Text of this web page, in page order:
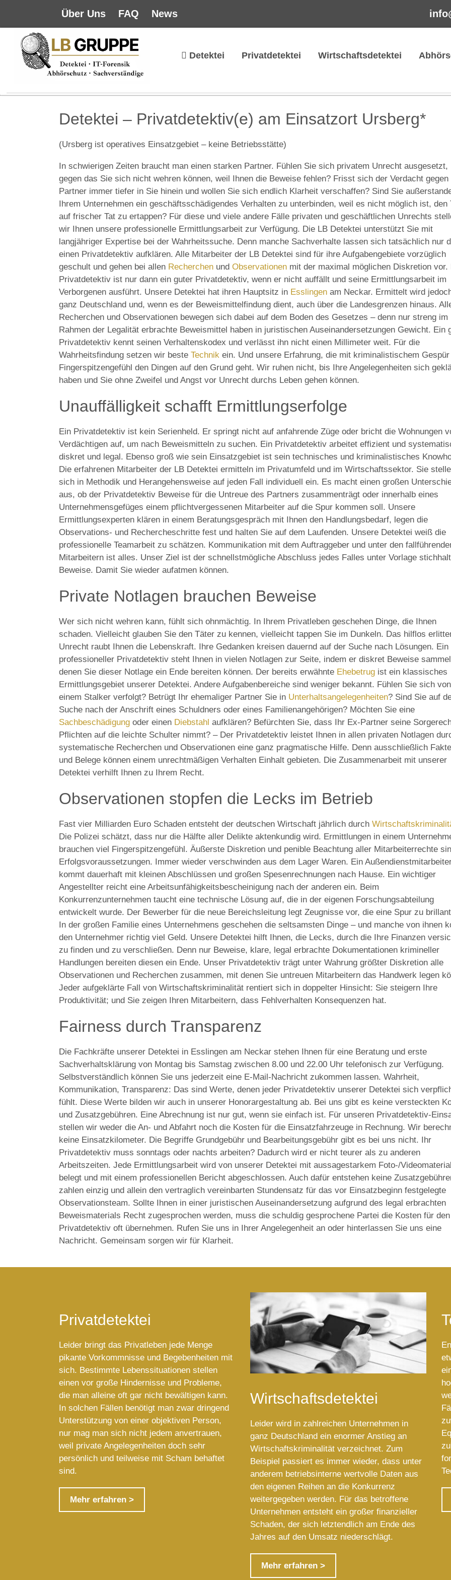
Über Uns FAQ News
Detektei Privatdetektei Wirtschaftsdetektei
Detektei – Privatdetektiv(e) am Einsatzort Ursberg*
(Ursberg ist operatives Einsatzgebiet – keine Betriebsstätte)
In schwierigen Zeiten braucht man einen starken Partner. Fühlen Sie sich privatem Unrecht ausgesetzt,
gegen das Sie sich nicht wehren können, weil Ihnen die Beweise fehlen? Frisst sich der Verdacht gegen
Partner immer tiefer in Sie hinein und wollen Sie sich endlich Klarheit verschaffen? Sind Sie
Ihrem Unternehmen ein geschäftsschädigendes Verhalten zu unterbinden, weil es nicht möglich ist, den
auf frischer Tat zu ertappen? Für diese und viele andere Fälle privaten und geschäftlichen Unrechts
wir Ihnen unsere professionelle Ermittlungsarbeit zur Verfügung. Die LB Detektei unterstützt Sie mit
langjähriger Expertise bei der Wahrheitssuche. Denn manche Sachverhalte lassen sich tatsächlich nur
einen Privatdetektiv aufklären. Alle Mitarbeiter der LB Detektei sind für ihre Aufgabengebiete vorzüglich
geschult und gehen bei allen Recherchen und Observationen mit der maximal möglichen Diskretion vor.
Privatdetektiv ist nur dann ein guter Privatdetektiv, wenn er nicht auffällt und seine Ermittlungsarbeit im
Verborgenen ausführt. Unsere Detektei hat ihren Hauptsitz in Esslingen am Neckar. Ermittelt wird
ganz Deutschland und, wenn es der Beweismittelfindung dient, auch über die Landesgrenzen hinaus.
Recherchen und Observationen bewegen sich dabei auf dem Boden des Gesetzes – denn nur streng im
Rahmen der Legalität erbrachte Beweismittel haben in juristischen Auseinandersetzungen Gewicht. Ein
Privatdetektiv kennt seinen Verhaltenskodex und verlässt ihn nicht einen Millimeter weit. Für die
Wahrheitsfindung setzen wir beste Technik ein. Und unsere Erfahrung, die mit kriminalistischem Gespür
Fingerspitzengefühl den Dingen auf den Grund geht. Wir ruhen nicht, bis Ihre Angelegenheiten sich
haben und Sie ohne Zweifel und Angst vor Unrecht durchs Leben gehen können.
Unauffälligkeit schafft Ermittlungserfolge
Ein Privatdetektiv ist kein Serienheld. Er springt nicht auf anfahrende Züge oder bricht die Wohnungen
Verdächtigen auf, um nach Beweismitteln zu suchen. Ein Privatdetektiv arbeitet effizient und
diskret und legal. Ebenso groß wie sein Einsatzgebiet ist sein technisches und kriminalistisches
Die erfahrenen Mitarbeiter der LB Detektei ermitteln im Privatumfeld und im Wirtschaftssektor. Sie
sich in Methodik und Herangehensweise auf jeden Fall individuell ein. Es macht einen großen
aus, ob der Privatdetektiv Beweise für die Untreue des Partners zusammenträgt oder innerhalb eines
Unternehmensgefüges einem pflichtvergessenen Mitarbeiter auf die Spur kommen soll. Unsere
Ermittlungsexperten klären in einem Beratungsgespräch mit Ihnen den Handlungsbedarf, legen die
Observations- und Rechercheschritte fest und halten Sie auf dem Laufenden. Unsere Detektei weiß die
professionelle Teamarbeit zu schätzen. Kommunikation mit dem Auftraggeber und unter den
Mitarbeitern ist alles. Unser Ziel ist der schnellstmögliche Abschluss jedes Falles unter Vorlage
Beweise. Damit Sie wieder aufatmen können.
Private Notlagen brauchen Beweise
Wer sich nicht wehren kann, fühlt sich ohnmächtig. In Ihrem Privatleben geschehen Dinge, die Ihnen
schaden. Vielleicht glauben Sie den Täter zu kennen, vielleicht tappen Sie im Dunkeln. Das hilflos
Unrecht raubt Ihnen die Lebenskraft. Ihre Gedanken kreisen dauernd auf der Suche nach Lösungen. Ein
professioneller Privatdetektiv steht Ihnen in vielen Notlagen zur Seite, indem er diskret Beweise
denen Sie dieser Notlage ein Ende bereiten können. Der bereits erwähnte Ehebetrug ist ein klassisches
Ermittlungsgebiet unserer Detektei. Andere Aufgabenbereiche sind weniger bekannt. Fühlen Sie sich von
einem Stalker verfolgt? Betrügt Ihr ehemaliger Partner Sie in Unterhaltsangelegenheiten? Sind Sie auf
Suche nach der Anschrift eines Schuldners oder eines Familienangehörigen? Möchten Sie eine
Sachbeschädigung oder einen Diebstahl aufklären? Befürchten Sie, dass Ihr Ex-Partner seine
Pflichten auf die leichte Schulter nimmt? – Der Privatdetektiv leistet Ihnen in allen privaten Notlagen
systematische Recherchen und Observationen eine ganz pragmatische Hilfe. Denn ausschließlich
und Belege können einem unrechtmäßigen Verhalten Einhalt gebieten. Die Zusammenarbeit mit unserer
Detektei verhilft Ihnen zu Ihrem Recht.
Observationen stopfen die Lecks im Betrieb
Fast vier Milliarden Euro Schaden entsteht der deutschen Wirtschaft jährlich durch
Die Polizei schätzt, dass nur die Hälfte aller Delikte aktenkundig wird. Ermittlungen in einem
brauchen viel Fingerspitzengefühl. Äußerste Diskretion und penible Beachtung aller Mitarbeiterrechte
Erfolgsvoraussetzungen. Immer wieder verschwinden aus dem Lager Waren. Ein
kommt dauerhaft mit kleinen Abschlüssen und großen Spesenrechnungen nach Hause. Ein wichtiger
Angestellter reicht eine Arbeitsunfähigkeitsbescheinigung nach der anderen ein. Beim
Konkurrenzunternehmen taucht eine technische Lösung auf, die in der eigenen Forschungsabteilung
entwickelt wurde. Der Bewerber für die neue Bereichsleitung legt Zeugnisse vor, die eine Spur zu
In der großen Familie eines Unternehmens geschehen die seltsamsten Dinge – und manche von ihnen
den Unternehmer richtig viel Geld. Unsere Detektei hilft Ihnen, die Lecks, durch die Ihre Finanzen
zu finden und zu verschließen. Denn nur Beweise, klare, legal erbrachte Dokumentationen krimineller
Handlungen bereiten diesen ein Ende. Unser Privatdetektiv trägt unter Wahrung größter Diskretion alle
Observationen und Recherchen zusammen, mit denen Sie untreuen Mitarbeitern das Handwerk legen
Jeder aufgeklärte Fall von Wirtschaftskriminalität rentiert sich in doppelter Hinsicht: Sie steigern Ihre
Produktivität; und Sie zeigen Ihren Mitarbeitern, dass Fehlverhalten Konsequenzen hat.
Fairness durch Transparenz
Die Fachkräfte unserer Detektei in Esslingen am Neckar stehen Ihnen für eine Beratung und erste
Sachverhaltsklärung von Montag bis Samstag zwischen 8.00 und 22.00 Uhr telefonisch zur Verfügung.
Selbstverständlich können Sie uns jederzeit eine E-Mail-Nachricht zukommen lassen. Wahrheit,
Kommunikation, Transparenz: Das sind Werte, denen jeder Privatdetektiv unserer Detektei sich
fühlt. Diese Werte bilden wir auch in unserer Honorargestaltung ab. Bei uns gibt es keine versteckten
und Zusatzgebühren. Eine Abrechnung ist nur gut, wenn sie einfach ist. Für unseren Privatdetektiv-
stellen wir weder die An- und Abfahrt noch die Kosten für die Einsatzfahrzeuge in Rechnung. Wir
keine Einsatzkilometer. Die Begriffe Grundgebühr und Bearbeitungsgebühr gibt es bei uns nicht. Ihr
Privatdetektiv muss sonntags oder nachts arbeiten? Dadurch wird er nicht teurer als zu anderen
Arbeitszeiten. Jede Ermittlungsarbeit wird von unserer Detektei mit aussagestarkem Foto-/Videomaterial
belegt und mit einem professionellen Bericht abgeschlossen. Auch dafür entstehen keine
zahlen einzig und allein den vertraglich vereinbarten Stundensatz für das vor Einsatzbeginn festgelegte
Observationsteam. Sollte Ihnen in einer juristischen Auseinandersetzung aufgrund des legal erbrachten
Beweismaterials Recht zugesprochen werden, muss die schuldig gesprochene Partei die Kosten für den
Privatdetektiv oft übernehmen. Rufen Sie uns in Ihrer Angelegenheit an oder hinterlassen Sie uns eine
Nachricht. Gemeinsam sorgen wir für Klarheit.
Privatdetektei
Leider bringt das Privatleben jede Menge
pikante Vorkommnisse und Begebenheiten mit
sich. Bestimmte Lebenssituationen stellen
einen vor große Hindernisse und Probleme,
die man alleine oft gar nicht bewältigen kann.
In solchen Fällen benötigt man zwar dringend
Unterstützung von einer objektiven Person,
nur mag man sich nicht jedem anvertrauen,
weil private Angelegenheiten doch sehr
persönlich und teilweise mit Scham behaftet
sind.
Mehr erfahren >
Wirtschaftsdetektei
Leider wird in zahlreichen Unternehmen in
ganz Deutschland ein enormer Anstieg an
Wirtschaftskriminalität verzeichnet. Zum
Beispiel passiert es immer wieder, dass unter
anderem betriebsinterne wertvolle Daten aus
den eigenen Reihen an die Konkurrenz
weitergegeben werden. Für das betroffene
Unternehmen entsteht ein großer finanzieller
Schaden, der sich letztendlich am Ende des
Jahres auf den Umsatz niederschlägt.
Mehr erfahren >